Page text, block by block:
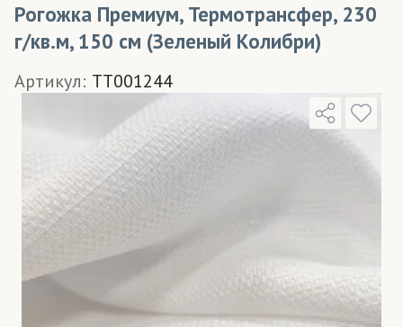
Рогожка Премиум, Термотрансфер, 230
г/кв.м, 150 см (Зеленый Колибри)
Артикул: TT001244